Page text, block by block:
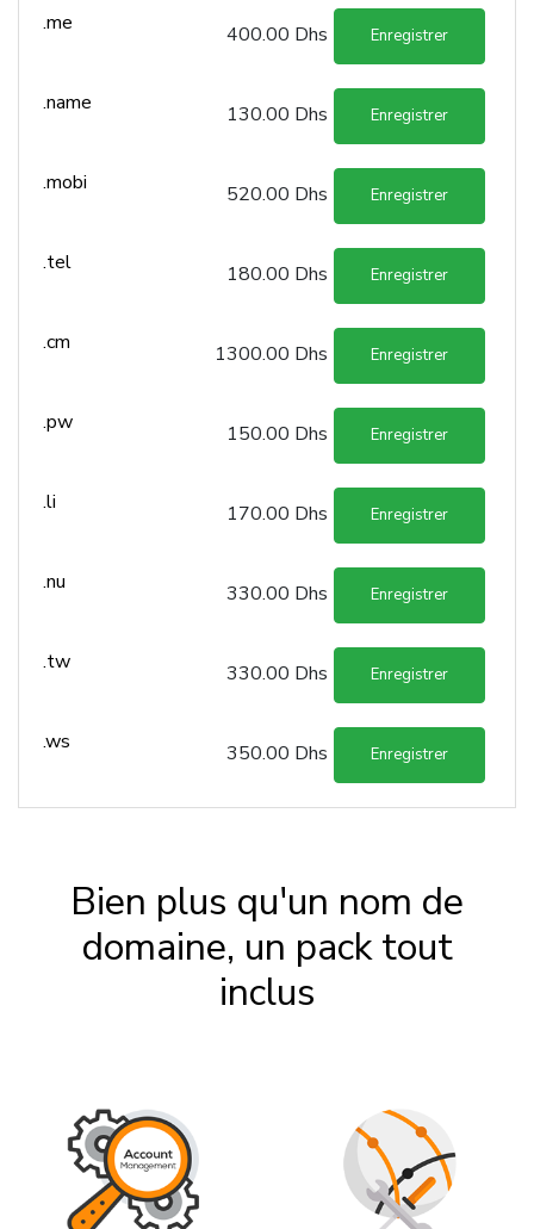
.me 400.00 Dhs Enregistrer
.name 130.00 Dhs Enregistrer
.mobi 520.00 Dhs Enregistrer
.tel 180.00 Dhs Enregistrer
.cm 1300.00 Dhs Enregistrer
.pw 150.00 Dhs Enregistrer
.li 170.00 Dhs Enregistrer
.nu 330.00 Dhs Enregistrer
.tw 330.00 Dhs Enregistrer
.ws 350.00 Dhs Enregistrer
Bien plus qu'un nom de
domaine, un pack tout
inclus